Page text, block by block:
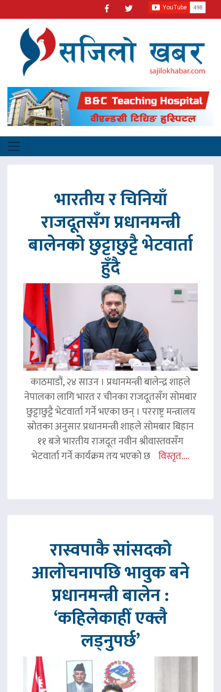
भारतीय र चिनियाँ
राजदूतसँग प्रधानमन्त्री
बालेनको छुट्टाछुट्टै भेटवार्ता
हुँदै
काठमाडौं, २४ साउन । प्रधानमन्त्री बालेन्द्र शाहले
नेपालका लागि भारत र चीनका राजदूतसँग सोमबार
छुट्टाछुट्टै भेटवार्ता गर्ने भएका छन् । परराष्ट्र मन्त्रालय
स्रोतका अनुसार प्रधानमन्त्री शाहले सोमबार बिहान
११ बजे भारतीय राजदूत नवीन श्रीवास्तवसँग
भेटवार्ता गर्ने कार्यक्रम तय भएको छ विस्तृत....
रास्वपाकै सांसदको
आलोचनापछि भावुक बने
प्रधानमन्त्री बालेन :
‘कहिलेकाहीँ एक्लै
लड्नुपर्छ’